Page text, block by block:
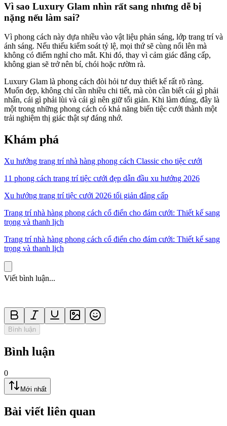
Vì sao Luxury Glam nhìn rất sang nhưng dễ bị
nặng nếu làm sai?
Vì phong cách này dựa nhiều vào vật liệu phản sáng, lớp trang trí và
ánh sáng. Nếu thiếu kiểm soát tỷ lệ, mọi thứ sẽ cùng nổi lên mà
không có điểm nghỉ cho mắt. Khi đó, thay vì cảm giác đẳng cấp,
không gian sẽ trở nên bí, chói hoặc rườm rà.
Luxury Glam là phong cách đòi hỏi tư duy thiết kế rất rõ ràng.
Muốn đẹp, không chỉ cần nhiều chi tiết, mà còn cần biết cái gì phải
nhấn, cái gì phải lùi và cái gì nên giữ tối giản. Khi làm đúng, đây là
một trong những phong cách có khả năng biến tiệc cưới thành một
trải nghiệm thị giác thật sự đáng nhớ.
Khám phá
Xu hướng trang trí nhà hàng phong cách Classic cho tiệc cưới
11 phong cách trang trí tiệc cưới đẹp dẫn đầu xu hướng 2026
Xu hướng trang trí tiệc cưới 2026 tối giản đẳng cấp
Trang trí nhà hàng phong cách cổ điển cho đám cưới: Thiết kế sang
trọng và thanh lịch
Trang trí nhà hàng phong cách cổ điển cho đám cưới: Thiết kế sang
trọng và thanh lịch
Viết bình luận...
Bình luận
Bình luận
0
Mới nhất
Bài viết liên quan